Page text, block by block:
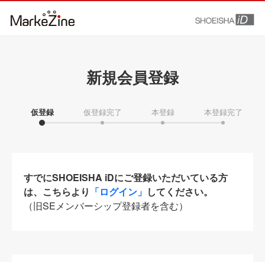
新規会員登録
仮登録 仮登録完了 本登録 本登録完了
すでにSHOEISHA iDにご登録いただいている方
は、こちらより 「ログイン」 してください。
（旧SEメンバーシップ登録者を含む）